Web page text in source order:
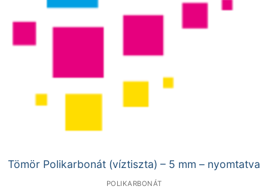
Tömör Polikarbonát (víztiszta) – 5 mm – nyomtatva
POLIKARBONÁT